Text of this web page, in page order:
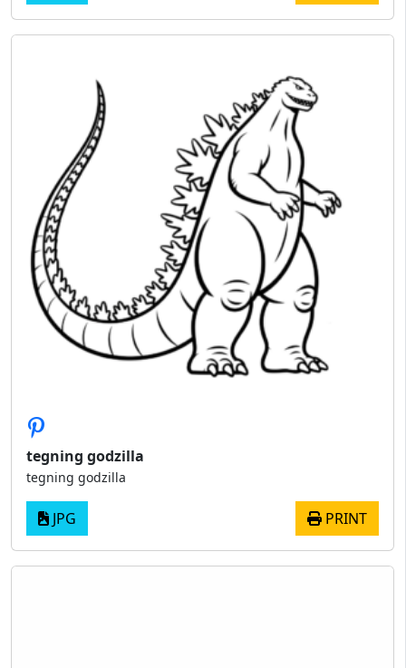
tegning godzilla
tegning godzilla
JPG PRINT